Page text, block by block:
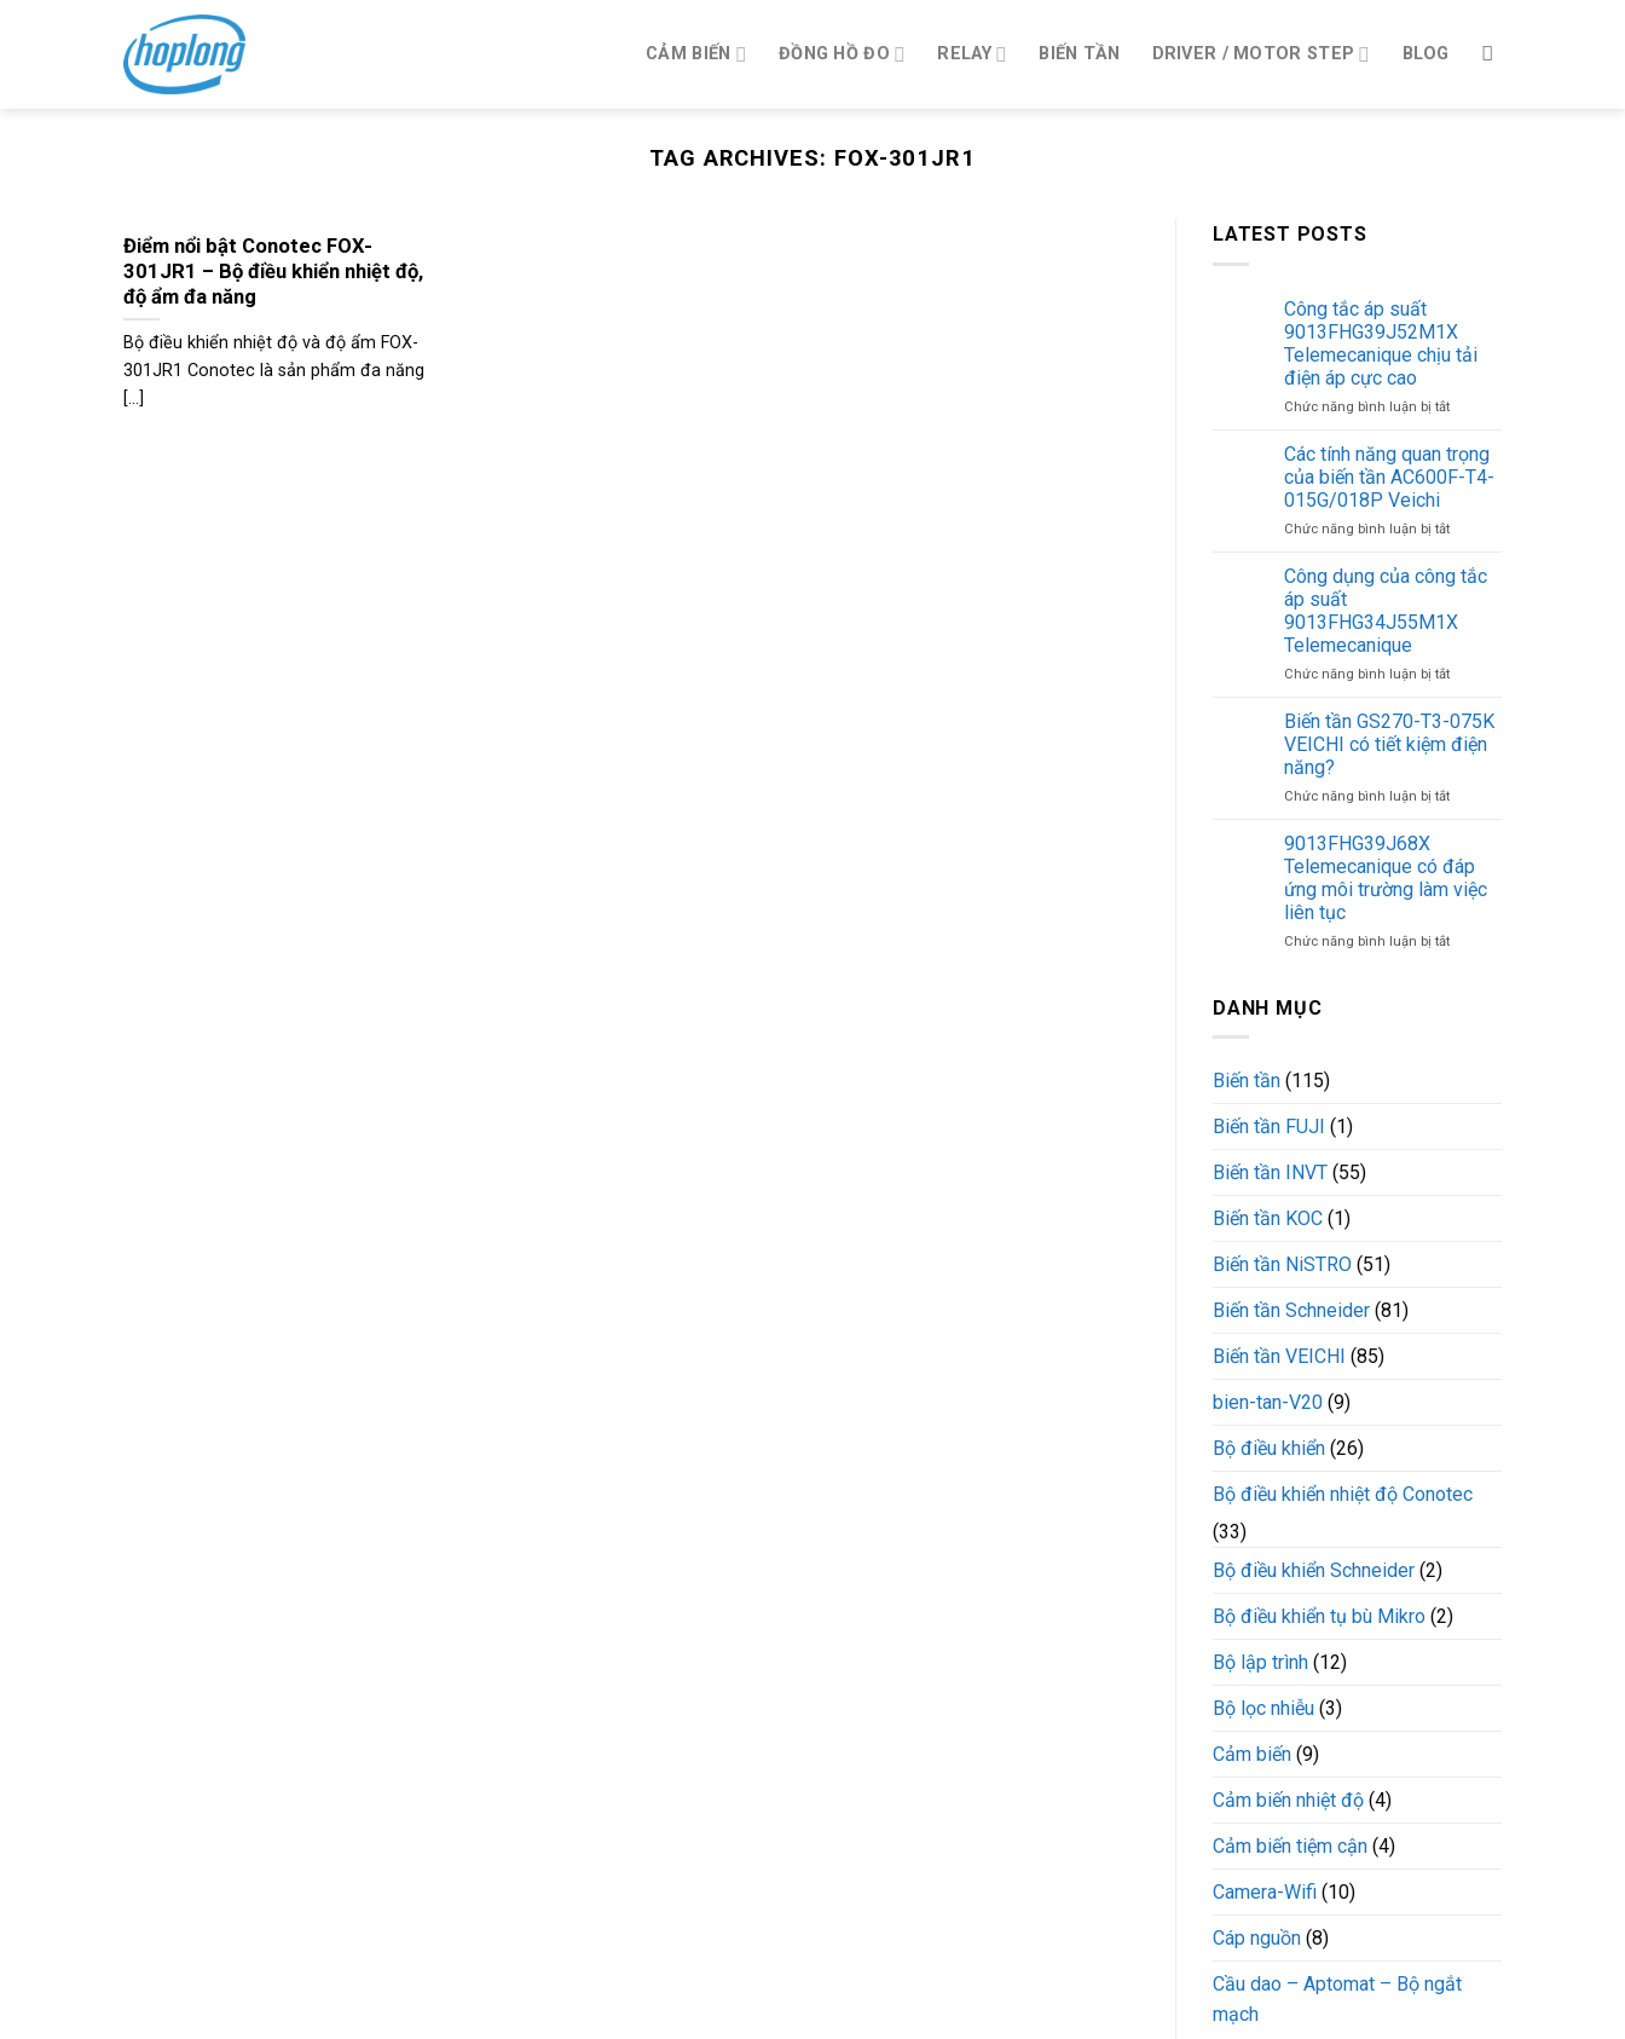
CẢM BIẾN ĐỒNG HỒ ĐO RELAY BIẾN TẦN DRIVER / MOTOR STEP BLOG
TAG ARCHIVES: FOX-301JR1
Điểm nổi bật Conotec FOX-
301JR1 – Bộ điều khiển nhiệt độ,
độ ẩm đa năng
Bộ điều khiển nhiệt độ và độ ẩm FOX-
301JR1 Conotec là sản phẩm đa năng
[...]
LATEST POSTS
Công tắc áp suất
9013FHG39J52M1X
Telemecanique chịu tải
điện áp cực cao
Chức năng bình luận bị tắtở
tắc
áp
suất
Telemecanique
tải
điện
áp
cực
Các tính năng quan trọng
của biến tần AC600F-T4-
015G/018P Veichi
Chức năng bình luận bị tắtở
tính
năng
trọng
biến
AC600F-
T4-
015G/018P
Công dụng của công tắc
áp suất
9013FHG34J55M1X
Telemecanique
Chức năng bình luận bị tắtở
dụng
của
công
áp
Telemecanique
Biến tần GS270-T3-075K
VEICHI có tiết kiệm điện
năng?
Chức năng bình luận bị tắtở
GS270-
T3-
075K
có
9013FHG39J68X
Telemecanique có đáp
ứng môi trường làm việc
liên tục
Chức năng bình luận bị tắtở
DANH MỤC
Biến tần (115)
Biến tần FUJI (1)
Biến tần INVT (55)
Biến tần KOC (1)
Biến tần NiSTRO (51)
Biến tần Schneider (81)
Biến tần VEICHI (85)
bien-tan-V20 (9)
Bộ điều khiển (26)
Bộ điều khiển nhiệt độ Conotec
(33)
Bộ điều khiển Schneider (2)
Bộ điều khiển tụ bù Mikro (2)
Bộ lập trình (12)
Bộ lọc nhiễu (3)
Cảm biến (9)
Cảm biến nhiệt độ (4)
Cảm biến tiệm cận (4)
Camera-Wifi (10)
Cáp nguồn (8)
Cầu dao – Aptomat – Bộ ngắt
mạch